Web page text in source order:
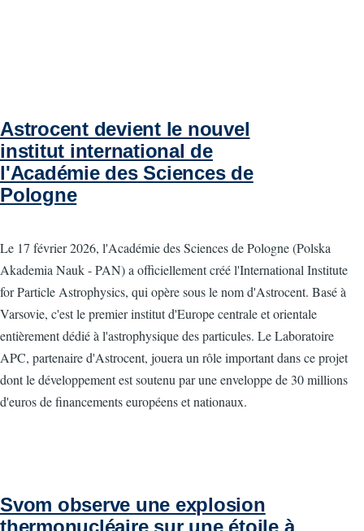
Astrocent devient le nouvel
institut international de
l'Académie des Sciences de
Pologne
Le 17 février 2026, l'Académie des Sciences de Pologne (Polska
Akademia Nauk - PAN) a officiellement créé l'International Institute
for Particle Astrophysics, qui opère sous le nom d'Astrocent. Basé à
Varsovie, c'est le premier institut d'Europe centrale et orientale
entièrement dédié à l'astrophysique des particules. Le Laboratoire
APC, partenaire d'Astrocent, jouera un rôle important dans ce projet
dont le développement est soutenu par une enveloppe de 30 millions
d'euros de financements européens et nationaux.
Svom observe une explosion